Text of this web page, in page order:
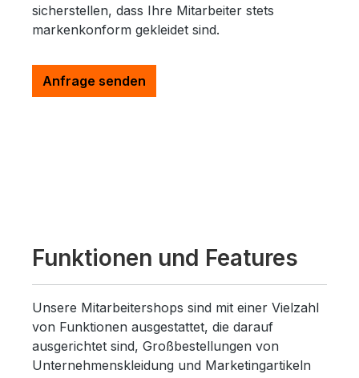
sicherstellen, dass Ihre Mitarbeiter stets
markenkonform gekleidet sind.
Anfrage senden
Funktionen und Features
Unsere Mitarbeitershops sind mit einer Vielzahl
von Funktionen ausgestattet, die darauf
ausgerichtet sind, Großbestellungen von
Unternehmenskleidung und Marketingartikeln